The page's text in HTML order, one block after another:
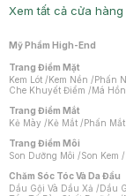
Xem tất cả cửa hàng
Mỹ Phẩm High-End
Trang Điểm Mặt
Kem Lót /Kem Nền /Phấn
Che Khuyết Điểm /Má
Trang Điểm Mắt
Kẻ Mày /Kẻ Mắt /Phấn Mắt
Trang Điểm Môi
Son Dưỡng Môi /Son Kem
Chăm Sóc Tóc Và Da Đầu
Dầu Gội Và Dầu Xả /Dầu